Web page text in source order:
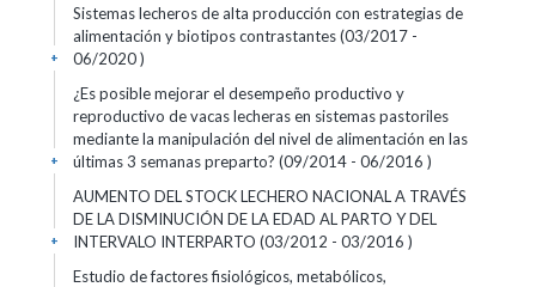
Sistemas lecheros de alta producción con estrategias de
alimentación y biotipos contrastantes (03/2017 -
06/2020 )
+
¿Es posible mejorar el desempeño productivo y
reproductivo de vacas lecheras en sistemas pastoriles
mediante la manipulación del nivel de alimentación en las
últimas 3 semanas preparto? (09/2014 - 06/2016 )
+
AUMENTO DEL STOCK LECHERO NACIONAL A TRAVÉS
DE LA DISMINUCIÓN DE LA EDAD AL PARTO Y DEL
INTERVALO INTERPARTO (03/2012 - 03/2016 )
+
Estudio de factores fisiológicos, metabólicos,